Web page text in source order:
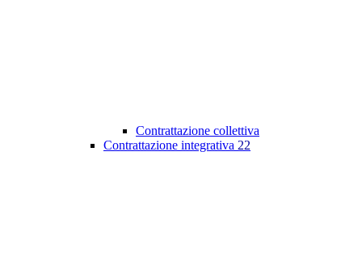
Contrattazione collettiva
Contrattazione integrativa 22